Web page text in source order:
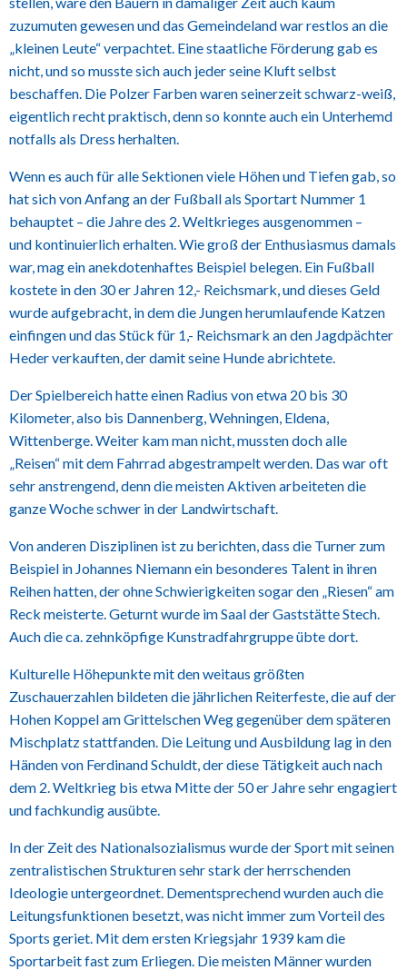
zuzumuten gewesen und das Gemeindeland war restlos an die
„kleinen Leute“ verpachtet. Eine staatliche Förderung gab es
nicht, und so musste sich auch jeder seine Kluft selbst
beschaffen. Die Polzer Farben waren seinerzeit schwarz-weiß,
eigentlich recht praktisch, denn so konnte auch ein Unterhemd
notfalls als Dress herhalten.
Wenn es auch für alle Sektionen viele Höhen und Tiefen gab, so
hat sich von Anfang an der Fußball als Sportart Nummer 1
behauptet – die Jahre des 2. Weltkrieges ausgenommen –
und kontinuierlich erhalten. Wie groß der Enthusiasmus damals
war, mag ein anekdotenhaftes Beispiel belegen. Ein Fußball
kostete in den 30 er Jahren 12,- Reichsmark, und dieses Geld
wurde aufgebracht, in dem die Jungen herumlaufende Katzen
einfingen und das Stück für 1,- Reichsmark an den Jagdpächter
Heder verkauften, der damit seine Hunde abrichtete.
Der Spielbereich hatte einen Radius von etwa 20 bis 30
Kilometer, also bis Dannenberg, Wehningen, Eldena,
Wittenberge. Weiter kam man nicht, mussten doch alle
„Reisen“ mit dem Fahrrad abgestrampelt werden. Das war oft
sehr anstrengend, denn die meisten Aktiven arbeiteten die
ganze Woche schwer in der Landwirtschaft.
Von anderen Disziplinen ist zu berichten, dass die Turner zum
Beispiel in Johannes Niemann ein besonderes Talent in ihren
Reihen hatten, der ohne Schwierigkeiten sogar den „Riesen“ am
Reck meisterte. Geturnt wurde im Saal der Gaststätte Stech.
Auch die ca. zehnköpfige Kunstradfahrgruppe übte dort.
Kulturelle Höhepunkte mit den weitaus größten
Zuschauerzahlen bildeten die jährlichen Reiterfeste, die auf der
Hohen Koppel am Grittelschen Weg gegenüber dem späteren
Mischplatz stattfanden. Die Leitung und Ausbildung lag in den
Händen von Ferdinand Schuldt, der diese Tätigkeit auch nach
dem 2. Weltkrieg bis etwa Mitte der 50 er Jahre sehr engagiert
und fachkundig ausübte.
In der Zeit des Nationalsozialismus wurde der Sport mit seinen
zentralistischen Strukturen sehr stark der herrschenden
Ideologie untergeordnet. Dementsprechend wurden auch die
Leitungsfunktionen besetzt, was nicht immer zum Vorteil des
Sports geriet. Mit dem ersten Kriegsjahr 1939 kam die
Sportarbeit fast zum Erliegen. Die meisten Männer wurden